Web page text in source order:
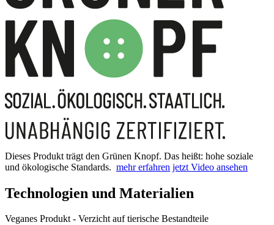
Dieses Produkt trägt den Grünen Knopf. Das heißt: hohe soziale
und ökologische Standards. mehr erfahren jetzt Video ansehen
Technologien und Materialien
Veganes Produkt - Verzicht auf tierische Bestandteile